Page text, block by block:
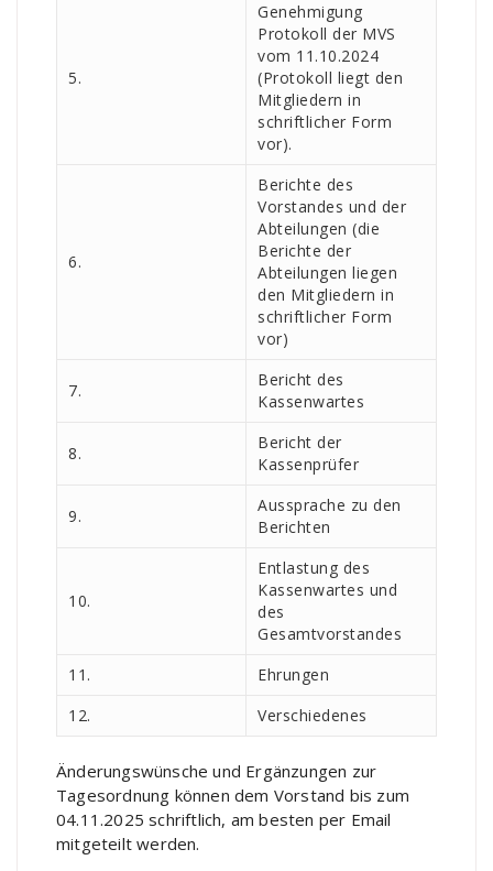
5.
Genehmigung
Protokoll der MVS
vom 11.10.2024
(Protokoll liegt den
Mitgliedern in
schriftlicher Form
vor).
6.
Berichte des
Vorstandes und der
Abteilungen (die
Berichte der
Abteilungen liegen
den Mitgliedern in
schriftlicher Form
vor)
7.
Bericht des
Kassenwartes
8.
Bericht der
Kassenprüfer
9.
Aussprache zu den
Berichten
10.
Entlastung des
Kassenwartes und
des
Gesamtvorstandes
11.
Ehrungen
12.
Verschiedenes
Änderungswünsche und Ergänzungen zur
Tagesordnung können dem Vorstand bis zum
04.11.2025 schriftlich, am besten per Email
mitgeteilt werden.